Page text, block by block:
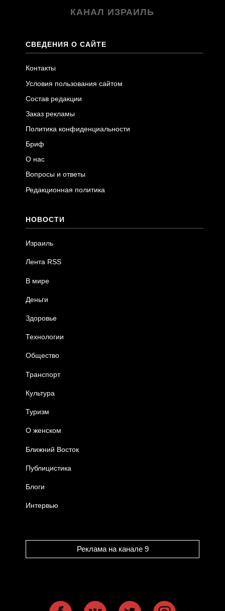
КАНАЛ ИЗРАИЛЬ
СВЕДЕНИЯ О САЙТЕ
Контакты
Условия пользования сайтом
Состав редакции
Заказ рекламы
Политика конфиденциальности
Бриф
О нас
Вопросы и ответы
Редакционная политика
НОВОСТИ
Израиль
Лента RSS
В мире
Деньги
Здоровье
Технологии
Общество
Транспорт
Культура
Туризм
О женском
Ближний Восток
Публицистика
Блоги
Интервью
Реклама на канале 9